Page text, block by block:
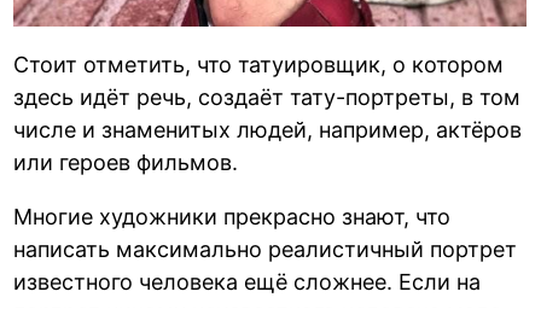
Стоит отметить, что татуировщик, о котором
здесь идёт речь, создаёт тату-портреты, в том
числе и знаменитых людей, например, актёров
или героев фильмов.
Многие художники прекрасно знают, что
написать максимально реалистичный портрет
известного человека ещё сложнее. Если на